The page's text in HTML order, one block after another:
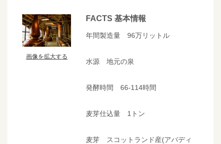
画像を拡大する
FACTS 基本情報
年間製造量 96万リットル
水源 地元の泉
発酵時間 66-114時間
麦芽仕込量 1トン
麦芽 スコットランド産(アバディ